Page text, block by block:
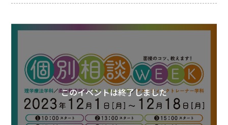
定)・2023/12/22(金)19：00～20：00(予定)※全日、受
このイベントは終了しました